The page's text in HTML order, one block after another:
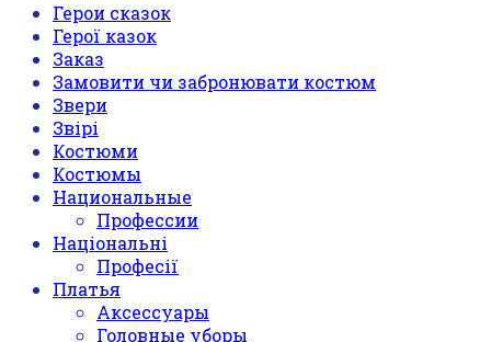
Герои сказок
Герої казок
Заказ
Замовити чи забронювати костюм
Звери
Звірі
Костюми
Костюмы
Национальные
Профессии
Національні
Професії
Платья
Аксессуары
Головные уборы